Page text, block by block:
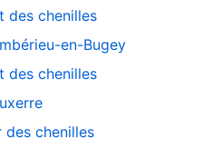
des chenilles
en-Bugey
des chenilles
des chenilles